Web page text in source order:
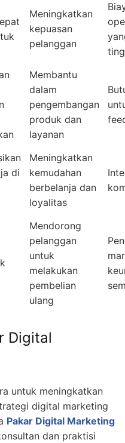
Meningkatkan
kepuasan
pelanggan
Membantu
dalam
pengembangan
produk dan
layanan
di
Meningkatkan
kemudahan
berbelanja dan
loyalitas
Mendorong
pelanggan
untuk
melakukan
pembelian
ulang
Digital
untuk meningkatkan
digital marketing
Pakar Digital Marketing
dan praktisi